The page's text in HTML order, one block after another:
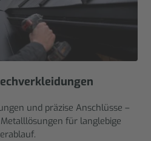
und präzise Anschlüsse –
für langlebige